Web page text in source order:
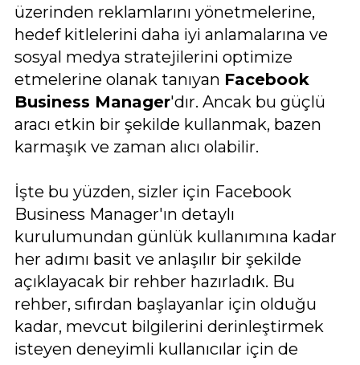
üzerinden reklamlarını yönetmelerine,
hedef kitlelerini daha iyi anlamalarına ve
sosyal medya stratejilerini optimize
etmelerine olanak tanıyan Facebook
Business Manager'dır. Ancak bu güçlü
aracı etkin bir şekilde kullanmak, bazen
karmaşık ve zaman alıcı olabilir.
İşte bu yüzden, sizler için Facebook
Business Manager'ın detaylı
kurulumundan günlük kullanımına kadar
her adımı basit ve anlaşılır bir şekilde
açıklayacak bir rehber hazırladık. Bu
rehber, sıfırdan başlayanlar için olduğu
kadar, mevcut bilgilerini derinleştirmek
isteyen deneyimli kullanıcılar için de